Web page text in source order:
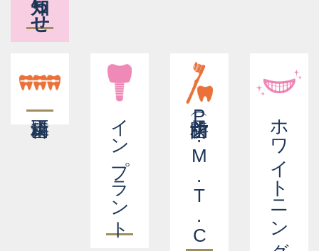
インプラント 予防歯科（P.M.T.C） ホワイトニング